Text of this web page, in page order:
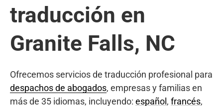
traducción en
Granite Falls, NC
Ofrecemos servicios de traducción profesional para
despachos de abogados, empresas y familias en
más de 35 idiomas, incluyendo: español , francés,